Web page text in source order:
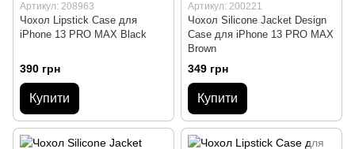
Артикул: 208963
Чохол Lipstick Case для
iPhone 13 PRO MAX Black
390 грн
Купити
Артикул: 200221
Чохол Silicone Jacket Design
Case для iPhone 13 PRO MAX
Brown
349 грн
Купити